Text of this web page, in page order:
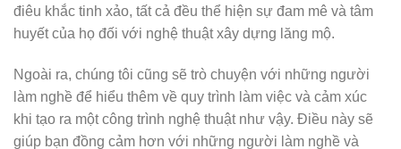
điêu khắc tinh xảo, tất cả đều thể hiện sự đam mê và tâm
huyết của họ đối với nghệ thuật xây dựng lăng mộ.
Ngoài ra, chúng tôi cũng sẽ trò chuyện với những người
làm nghề để hiểu thêm về quy trình làm việc và cảm xúc
khi tạo ra một công trình nghệ thuật như vậy. Điều này sẽ
giúp bạn đồng cảm hơn với những người làm nghề và